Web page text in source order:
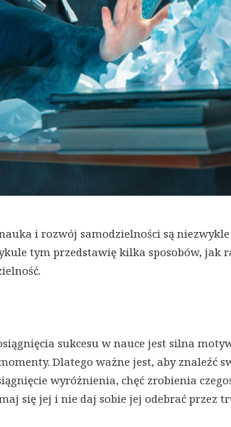
i rozwój samodzielności są
tym przedstawię kilka sposobów, jak
sukcesu w nauce jest silna
Dlatego ważne jest, aby znaleźć
wyróżnienia, chęć zrobienia
się jej i nie daj sobie jej odebrać przez